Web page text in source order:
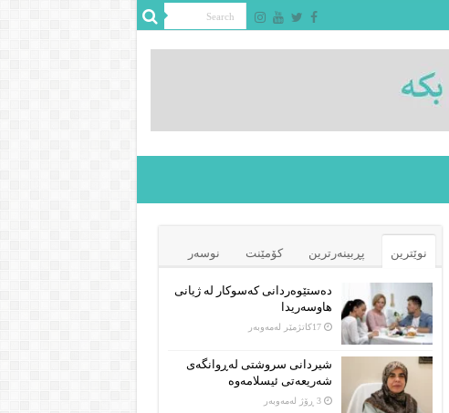
نوێترین پڕبینەرترین کۆمێنت نوسەر
دەستێوەردانی کەسوکار لە ژیانی
هاوسەریدا
17كاتژمێر لەمەوبەر
شیردانی سروشتی لەڕوانگەی
شەریعەتی ئیسلامەوە
3 ڕۆژ لەمەوبەر